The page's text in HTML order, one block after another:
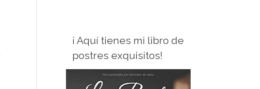
¡ Aquí tienes mi libro de
postres exquisitos!